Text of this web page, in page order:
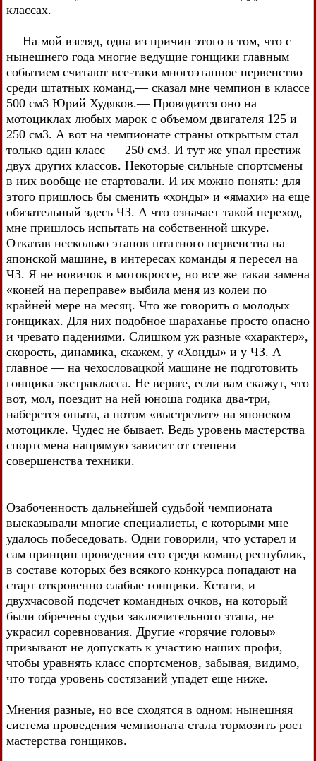
классах.
— На мой взгляд, одна из причин этого в том, что с
нынешнего года многие ведущие гонщики главным
событием считают все-таки многоэтапное первенство
среди штатных команд,— сказал мне чемпион в классе
500 см3 Юрий Худяков.— Проводится оно на
мотоциклах любых марок с объемом двигателя 125 и
250 см3. А вот на чемпионате страны открытым стал
только один класс — 250 см3. И тут же упал престиж
двух других классов. Некоторые сильные спортсмены
в них вообще не стартовали. И их можно понять: для
этого пришлось бы сменить «хонды» и «ямахи» на еще
обязательный здесь ЧЗ. А что означает такой переход,
мне пришлось испытать на собственной шкуре.
Откатав несколько этапов штатного первенства на
японской машине, в интересах команды я пересел на
ЧЗ. Я не новичок в мотокроссе, но все же такая замена
«коней на переправе» выбила меня из колеи по
крайней мере на месяц. Что же говорить о молодых
гонщиках. Для них подобное шараханье просто опасно
и чревато падениями. Слишком уж разные «характер»,
скорость, динамика, скажем, у «Хонды» и у ЧЗ. А
главное — на чехословацкой машине не подготовить
гонщика экстракласса. Не верьте, если вам скажут, что
вот, мол, поездит на ней юноша годика два-три,
наберется опыта, а потом «выстрелит» на японском
мотоцикле. Чудес не бывает. Ведь уровень мастерства
спортсмена напрямую зависит от степени
совершенства техники.
Озабоченность дальнейшей судьбой чемпионата
высказывали многие специалисты, с которыми мне
удалось побеседовать. Одни говорили, что устарел и
сам принцип проведения его среди команд республик,
в составе которых без всякого конкурса попадают на
старт откровенно слабые гонщики. Кстати, и
двухчасовой подсчет командных очков, на который
были обречены судьи заключительного этапа, не
украсил соревнования. Другие «горячие головы»
призывают не допускать к участию наших профи,
чтобы уравнять класс спортсменов, забывая, видимо,
что тогда уровень состязаний упадет еще ниже.
Мнения разные, но все сходятся в одном: нынешняя
система проведения чемпионата стала тормозить рост
мастерства гонщиков.